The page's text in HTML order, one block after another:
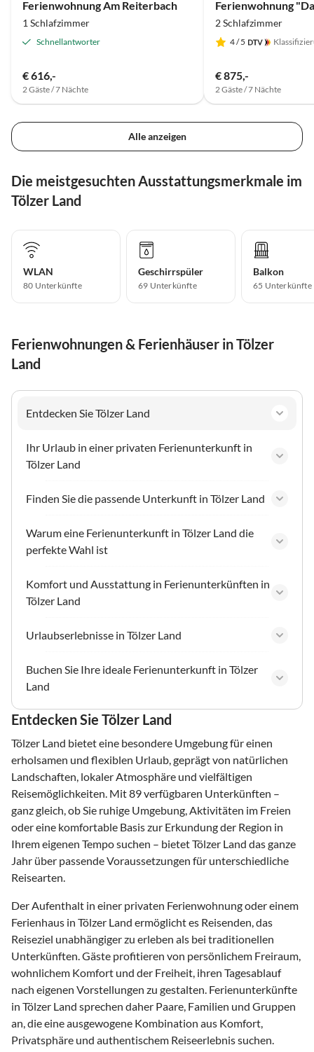
Ferienwohnung Am Reiterbach
1 Schlafzimmer
Schnellantworter
€ 616,-
2 Gäste / 7 Nächte
2 Schlafzimmer
4/ 5
€ 875,-
2 Gäste / 7 Nächte
Alle anzeigen
Die meistgesuchten Ausstattungsmerkmale im
Tölzer Land
WLAN
80 Unterkünfte
Geschirrspüler
69 Unterkünfte
Balkon
65 Unterkünfte
Ferienwohnungen & Ferienhäuser in Tölzer
Land
Entdecken Sie Tölzer Land
Ihr Urlaub in einer privaten Ferienunterkunft in
Tölzer Land
Finden Sie die passende Unterkunft in Tölzer Land
Warum eine Ferienunterkunft in Tölzer Land die
perfekte Wahl ist
Komfort und Ausstattung in Ferienunterkünften in
Tölzer Land
Urlaubserlebnisse in Tölzer Land
Buchen Sie Ihre ideale Ferienunterkunft in Tölzer
Land
Entdecken Sie Tölzer Land
Tölzer Land bietet eine besondere Umgebung für einen
erholsamen und flexiblen Urlaub, geprägt von natürlichen
Landschaften, lokaler Atmosphäre und vielfältigen
Reisemöglichkeiten. Mit 89 verfügbaren Unterkünften –
ganz gleich, ob Sie ruhige Umgebung, Aktivitäten im Freien
oder eine komfortable Basis zur Erkundung der Region in
Ihrem eigenen Tempo suchen – bietet Tölzer Land das ganze
Jahr über passende Voraussetzungen für unterschiedliche
Reisearten.
Der Aufenthalt in einer privaten Ferienwohnung oder einem
Ferienhaus in Tölzer Land ermöglicht es Reisenden, das
Reiseziel unabhängiger zu erleben als bei traditionellen
Unterkünften. Gäste profitieren von persönlichem Freiraum,
wohnlichem Komfort und der Freiheit, ihren Tagesablauf
nach eigenen Vorstellungen zu gestalten. Ferienunterkünfte
in Tölzer Land sprechen daher Paare, Familien und Gruppen
an, die eine ausgewogene Kombination aus Komfort,
Privatsphäre und authentischem Reiseerlebnis suchen.